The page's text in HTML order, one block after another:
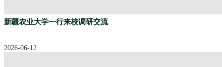
新疆农业大学一行来校调研交流
2026-06-12